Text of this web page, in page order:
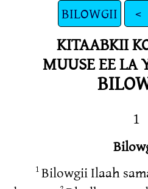
BILOWGII <
KITAABKII
MUUSE EE LA
1
1 Bilowgii Ilaah